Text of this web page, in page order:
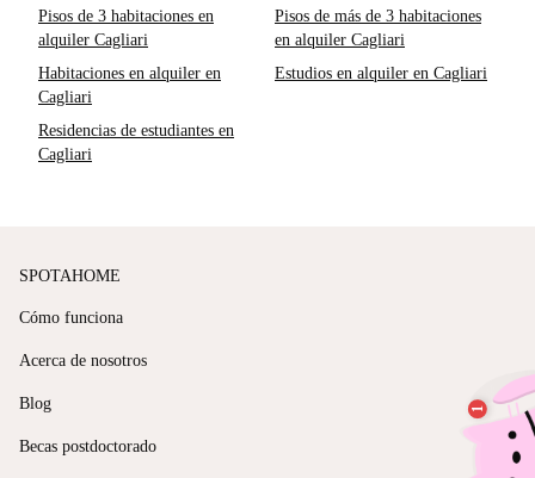
Pisos de 3 habitaciones en
alquiler Cagliari
Pisos de más de 3 habitaciones
en alquiler Cagliari
Habitaciones en alquiler en
Cagliari
Estudios en alquiler en Cagliari
Residencias de estudiantes en
Cagliari
SPOTAHOME
Cómo funciona
Acerca de nosotros
Blog
Becas postdoctorado